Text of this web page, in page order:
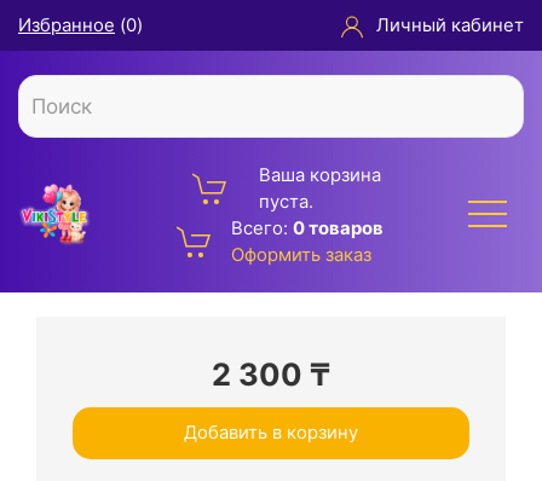
Избранное (0) Личный кабинет
Ваша корзина
пуста.
Всего: 0 товаров
Оформить заказ
2 300 ₸
Добавить в корзину